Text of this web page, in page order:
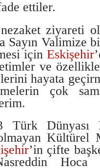
ettiler.
ziyareti
Sayın Valimize
için Eskişehir
ve
hayata
çok
Türk Dünyası
Kültürel
’in çifte